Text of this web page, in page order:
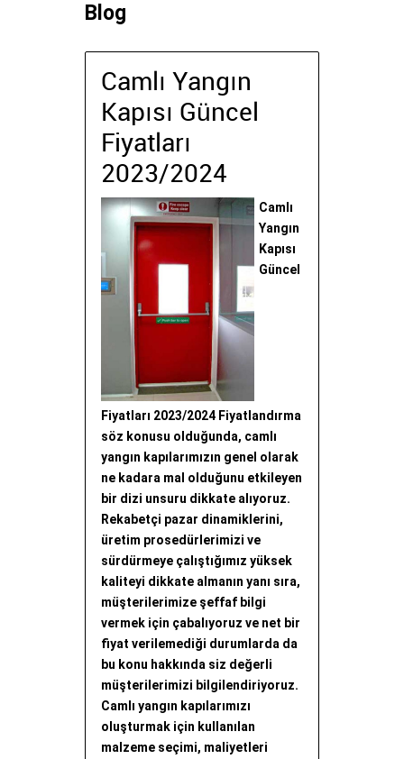
Blog
Camlı Yangın
Kapısı Güncel
Fiyatları
2023/2024
Camlı
Yangın
Kapısı
Güncel
Fiyatları 2023/2024 Fiyatlandırma
söz konusu olduğunda, camlı
yangın kapılarımızın genel olarak
ne kadara mal olduğunu etkileyen
bir dizi unsuru dikkate alıyoruz.
Rekabetçi pazar dinamiklerini,
üretim prosedürlerimizi ve
sürdürmeye çalıştığımız yüksek
kaliteyi dikkate almanın yanı sıra,
müşterilerimize şeffaf bilgi
vermek için çabalıyoruz ve net bir
fiyat verilemediği durumlarda da
bu konu hakkında siz değerli
müşterilerimizi bilgilendiriyoruz.
Camlı yangın kapılarımızı
oluşturmak için kullanılan
malzeme seçimi, maliyetleri